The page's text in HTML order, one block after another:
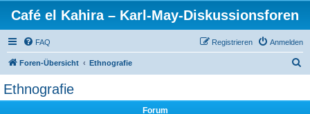
Café el Kahira – Karl-May-Diskussionsforen
FAQ Anmelden
Registrieren
Foren-Übersicht Ethnografie
Ethnografie
Forum